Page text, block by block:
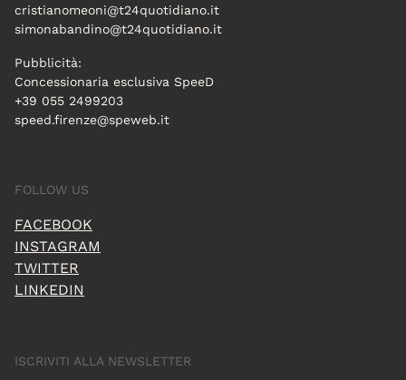
cristianomeoni@t24quotidiano.it
simonabandino@t24quotidiano.it
Pubblicità:
Concessionaria esclusiva SpeeD
+39 055 2499203
speed.firenze@speweb.it
FOLLOW US
FACEBOOK
INSTAGRAM
TWITTER
LINKEDIN
ISCRIVITI ALLA NEWSLETTER